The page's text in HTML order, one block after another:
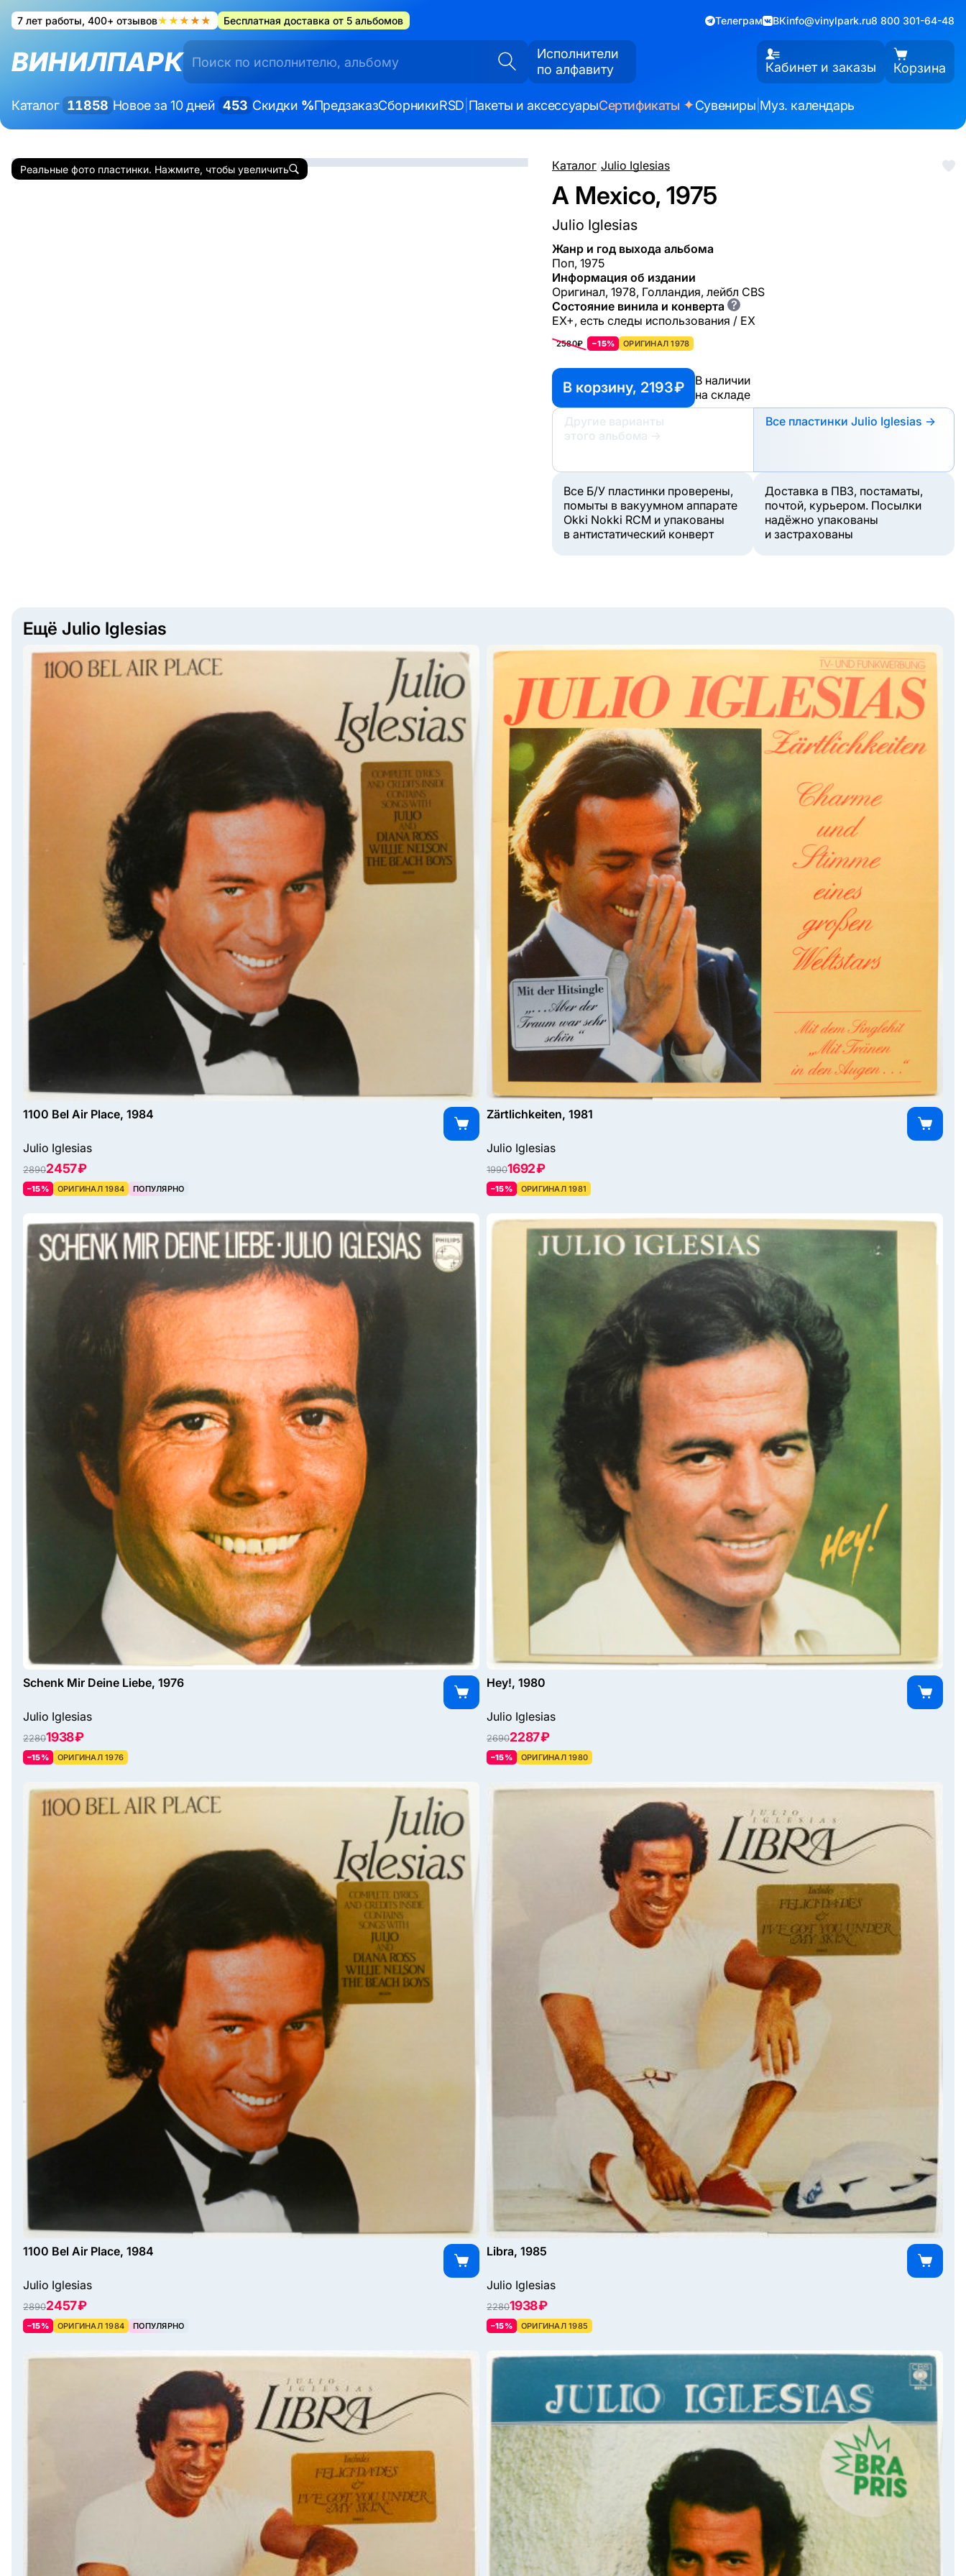
7 лет работы, 400+ отзывов★★★★★ Бесплатная доставка от 5 альбомов Телеграм ВКinfo@vinylpark.ru8 800 301-64-48
ВИНИЛПАРК
Исполнители
по алфавиту
Кабинет и заказы Корзина
Каталог 11858 Новое за 10 дней 453 Скидки %ПредзаказСборникиRSD Пакеты и аксессуарыСертификаты ✦Сувениры Муз. календарь
Каталог/Julio Iglesias
A Mexico, 1975
Julio Iglesias
Жанр и год выхода альбома
Поп, 1975
Информация об издании
Оригинал, 1978, Голландия, лейбл CBS
Состояние винила и конверта ?
EX+, есть следы использования / EX
2580₽ −15% ОРИГИНАЛ 1978
В корзину, 2193 ₽
В наличии
на складе
Другие варианты
этого альбома
→
Все пластинки Julio Iglesias →
Все Б/У пластинки проверены,
помыты в вакуумном аппарате
Okki Nokki RCM и упакованы
в антистатический конверт
Доставка в ПВЗ, постаматы,
почтой, курьером. Посылки
надёжно упакованы
и застрахованы
Реальные фото пластинки. Нажмите, чтобы увеличить
Ещё Julio Iglesias
1100 Bel Air Place, 1984
Julio Iglesias
28902457 ₽
–15% ОРИГИНАЛ 1984 ПОПУЛЯРНО
Zärtlichkeiten, 1981
Julio Iglesias
19901692 ₽
–15% ОРИГИНАЛ 1981
Schenk Mir Deine Liebe, 1976
Julio Iglesias
22801938 ₽
–15% ОРИГИНАЛ 1976
Hey!, 1980
Julio Iglesias
26902287 ₽
–15% ОРИГИНАЛ 1980
1100 Bel Air Place, 1984
Julio Iglesias
28902457 ₽
–15% ОРИГИНАЛ 1984 ПОПУЛЯРНО
Libra, 1985
Julio Iglesias
22801938 ₽
–15% ОРИГИНАЛ 1985